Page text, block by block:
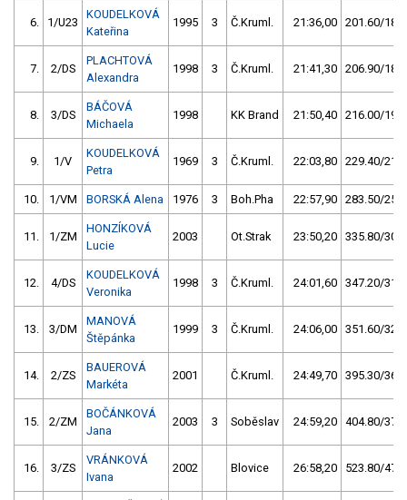
6. 1/U23
KOUDELKOVÁ
Kateřina
1995 3 Č.Kruml. 21:36,00 201.60/18,4
7. 2/DS
PLACHTOVÁ
Alexandra
1998 3 Č.Kruml. 21:41,30 206.90/18,9
8. 3/DS
BÁČOVÁ
Michaela
1998 KK Brand 21:50,40 216.00/19,7
9. 1/V
KOUDELKOVÁ
Petra
1969 3 Č.Kruml. 22:03,80 229.40/21,0
10. 1/VM BORSKÁ Alena 1976 3 Boh.Pha 22:57,90 283.50/25,9
11. 1/ZM
HONZÍKOVÁ
Lucie
2003 Ot.Strak 23:50,20 335.80/30,7
12. 4/DS
KOUDELKOVÁ
Veronika
1998 3 Č.Kruml. 24:01,60 347.20/31,7
13. 3/DM
MANOVÁ
Štěpánka
1999 3 Č.Kruml. 24:06,00 351.60/32,1
14. 2/ZS
BAUEROVÁ
Markéta
2001 Č.Kruml. 24:49,70 395.30/36,1
15. 2/ZM
BOČÁNKOVÁ
Jana
2003 3 Soběslav 24:59,20 404.80/37,0
16. 3/ZS
VRÁNKOVÁ
Ivana
2002 Blovice 26:58,20 523.80/47,9